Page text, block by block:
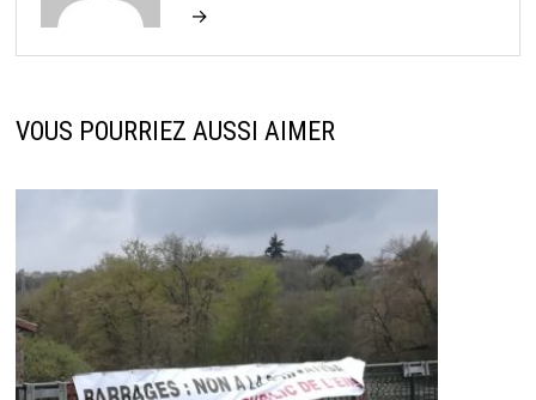
→
VOUS POURRIEZ AUSSI AIMER